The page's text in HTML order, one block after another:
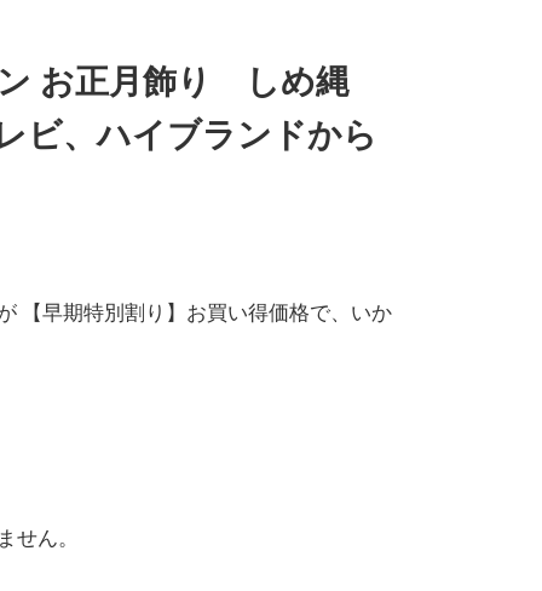
ン お正月飾り しめ縄
、ハイブランドから
【早期特別割り】お買い得価格で、いか
せん。